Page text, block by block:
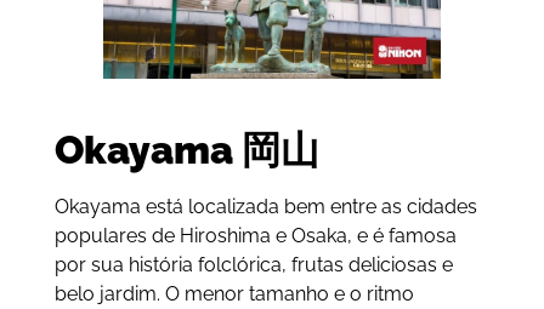
Okayama 岡山
Okayama está localizada bem entre as cidades
populares de Hiroshima e Osaka, e é famosa
por sua história folclórica, frutas deliciosas e
belo jardim. O menor tamanho e o ritmo